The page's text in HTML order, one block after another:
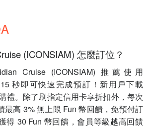
(ICONSIAM) 怎麼訂位？
Cruise (ICONSIAM) 推薦使用
秒即可快速完成預訂！新用戶下載
禮。除了刷指定信用卡享折扣外，每次
最高 3% 無上限 Fun 幣回饋，免預付訂
得 30 Fun 幣回饋，會員等級越高回饋